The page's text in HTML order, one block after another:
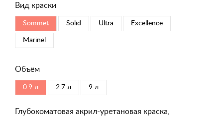
Вид краски
Sommet Solid Ultra Excellence
Marinel
Объём
0.9 л 2.7 л 9 л
Глубокоматовая акрил-уретановая краска,